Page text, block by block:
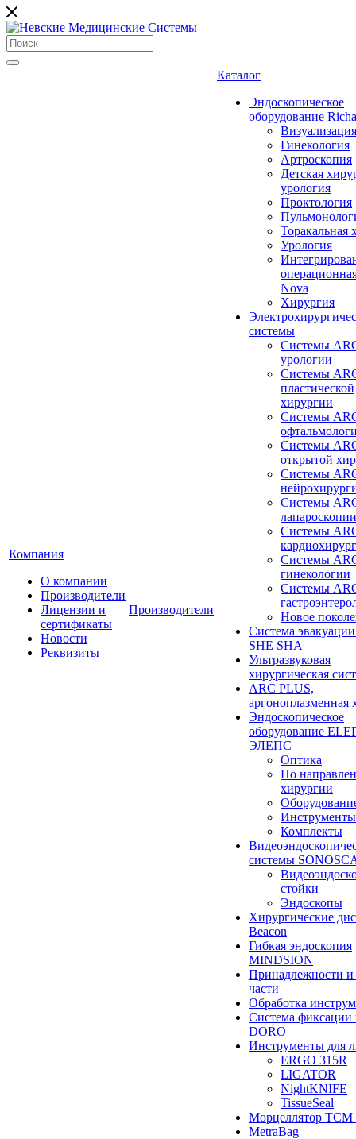
Компания
О компании
Производители
Лицензии и
сертификаты
Новости
Реквизиты
Производители
Каталог
Эндоскопическое
оборудование
Визуализация
Гинекология
Артроскопия
Детская
урология
Проктология
Торакальная
Урология
Nova
Хирургия
системы
Системы
урологии
Системы
пластической
хирургии
Системы
Системы
открытой
Системы
Системы
лапароскопии
Системы
Системы
гинекологии
Системы
Новое
Система
SHE SHA
Ультразвуковая
хирургическая
ARC PLUS,
аргоноплазменная
Эндоскопическое
оборудование
ЭЛЕПС
Оптика
По
хирургии
Инструменты
Комплекты
системы
стойки
Эндоскопы
Хирургические
Beacon
Гибкая эндоскопия
MINDSION
Принадлежности и
части
Обработка
Система фиксации
DORO
Инструменты для
ERGO 315R
LIGATOR
NightKNIFE
TissueSeal
Морцеллятор ТСМ
MetraBag